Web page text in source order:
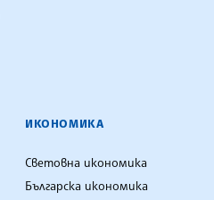
ИКОНОМИКА
Световна икономика
Българска икономика